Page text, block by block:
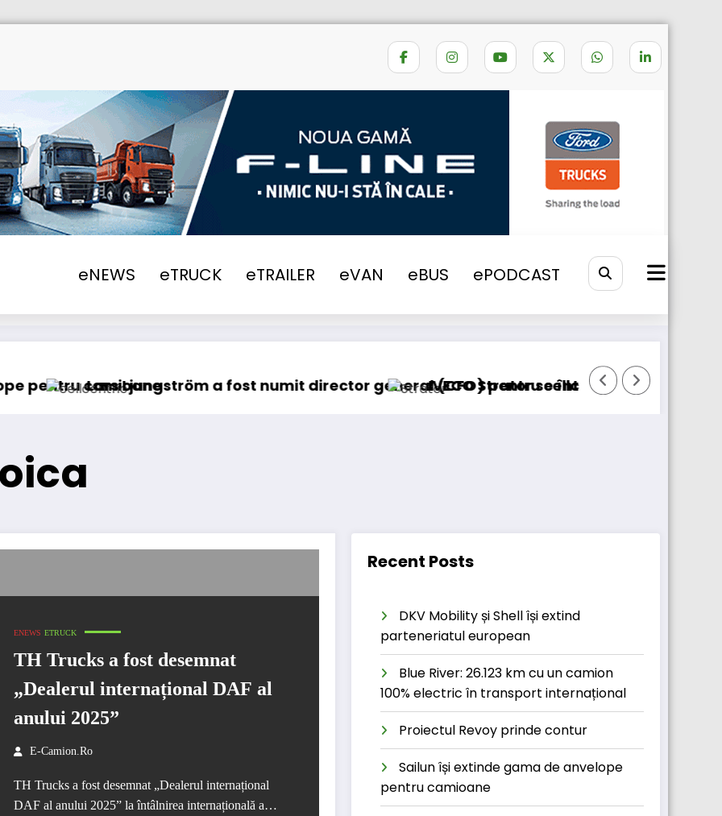
eNEWS eTRUCK eTRAILER eVAN eBUS ePODCAST
Sandu Stoica
a fost numit director general (CFO) pentru cellcentric
IVECO Strator se întoarce BursaTransport/
ENEWS ETRUCK
TH Trucks a fost desemnat
„Dealerul internațional DAF al
anului 2025”
E-Camion.ro
TH Trucks a fost desemnat „Dealerul internațional
DAF al anului 2025” la întâlnirea internațională a…
Recent Posts
DKV Mobility și Shell își extind
parteneriatul european
Blue River: 26.123 km cu un camion
100% electric în transport internațional
Proiectul Revoy prinde contur
Sailun își extinde gama de anvelope
pentru camioane